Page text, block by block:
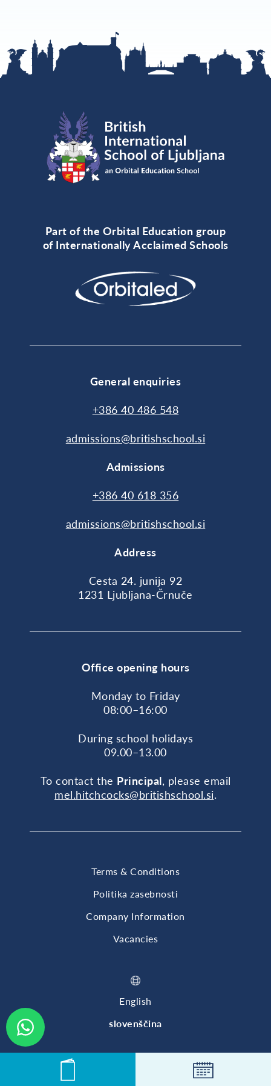
Events
Part of the Orbital Education group
of Internationally Acclaimed Schools
General enquiries
+386 40 486 548
admissions@britishschool.si
Admissions
+386 40 618 356
admissions@britishschool.si
Address
Cesta 24. junija 92
1231 Ljubljana-Črnuče
Office opening hours
Monday to Friday
08:00–16:00
During school holidays
09.00–13.00
To contact the Principal, please email
mel.hitchcocks@britishschool.si.
© 2026 British International School of Ljubljana
Terms & Conditions
Politika zasebnosti
Company Information
Vacancies
English
slovenščina